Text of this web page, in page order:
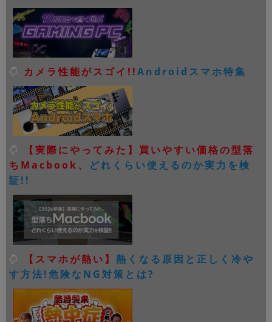
カメラ性能がスゴイ!!Androidスマホ特集
【実際にやってみた】買いやすい価格の型落
ちMacbook、 どれくらい使えるのか実力を検
証!!
【スマホが熱い】 熱くなる原因と正しく冷や
す方法!危険なNG対策とは?